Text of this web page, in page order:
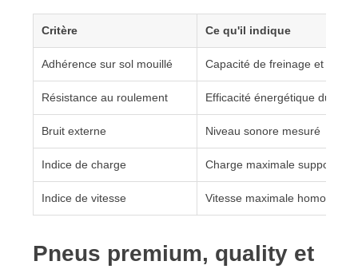
Critère Ce qu'il indique
Adhérence sur sol mouillé Capacité de freinage et de
Résistance au roulement Efficacité énergétique du
Bruit externe Niveau sonore mesuré
Indice de charge Charge maximale supportée
Indice de vitesse Vitesse maximale
Pneus premium, quality et